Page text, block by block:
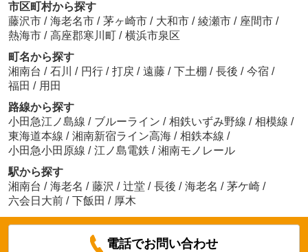
市区町村から探す
藤沢市 / 海老名市 / 茅ヶ崎市 / 大和市 / 綾瀬市 / 座間市 /
熱海市 / 高座郡寒川町 / 横浜市泉区
町名から探す
湘南台 / 石川 / 円行 / 打戻 / 遠藤 / 下土棚 / 長後 / 今宿 /
福田 / 用田
路線から探す
小田急江ノ島線 / ブルーライン / 相鉄いずみ野線 / 相模線 /
東海道本線 / 湘南新宿ライン高海 / 相鉄本線 /
小田急小田原線 / 江ノ島電鉄 / 湘南モノレール
駅から探す
湘南台 / 海老名 / 藤沢 / 辻堂 / 長後 / 海老名 / 茅ケ崎 /
六会日大前 / 下飯田 / 厚木
電話でお問い合わせ